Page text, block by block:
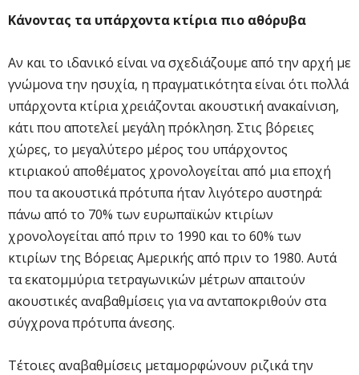
Κάνοντας τα υπάρχοντα κτίρια πιο αθόρυβα
Αν και το ιδανικό είναι να σχεδιάζουμε από την αρχή με
γνώμονα την ησυχία, η πραγματικότητα είναι ότι πολλά
υπάρχοντα κτίρια χρειάζονται ακουστική ανακαίνιση,
κάτι που αποτελεί μεγάλη πρόκληση. Στις βόρειες
χώρες, το μεγαλύτερο μέρος του υπάρχοντος
κτιριακού αποθέματος χρονολογείται από μια εποχή
που τα ακουστικά πρότυπα ήταν λιγότερο αυστηρά:
πάνω από το 70% των ευρωπαϊκών κτιρίων
χρονολογείται από πριν το 1990 και το 60% των
κτιρίων της Βόρειας Αμερικής από πριν το 1980. Αυτά
τα εκατομμύρια τετραγωνικών μέτρων απαιτούν
ακουστικές αναβαθμίσεις για να ανταποκριθούν στα
σύγχρονα πρότυπα άνεσης.
Τέτοιες αναβαθμίσεις μεταμορφώνουν ριζικά την